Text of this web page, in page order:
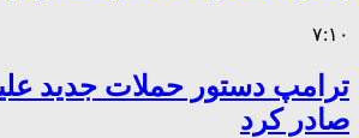
۷:۱۰
ترامپ دستور حملات جدید
صادر کرد